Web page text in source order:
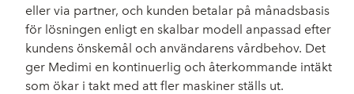
eller via partner, och kunden betalar på månadsbasis
för lösningen enligt en skalbar modell anpassad efter
kundens önskemål och användarens vårdbehov. Det
ger Medimi en kontinuerlig och återkommande intäkt
som ökar i takt med att fler maskiner ställs ut.